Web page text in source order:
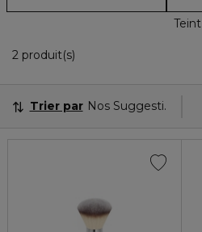
Teint
2 produit(s)
Trier par Nos Suggestions